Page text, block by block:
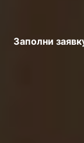
Заполни